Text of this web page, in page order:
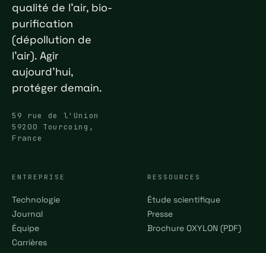
qualité de l'air, bio-
purification
(dépollution de
l'air). Agir
aujourd'hui,
protéger demain.
59 rue de l'Union
59200 Tourcoing,
France
ENTREPRISE
Technologie
Journal
Équipe
Carrières
RESSOURCES
Étude scientifique
Presse
Brochure OXYLON (PDF)